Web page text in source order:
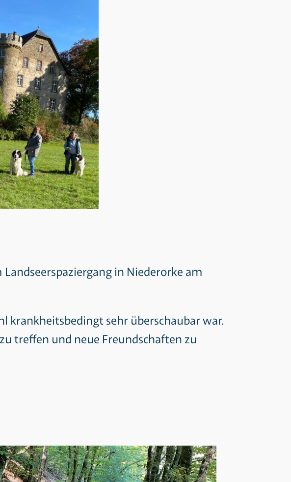
in Niederorke am
krankheitsbedingt sehr überschaubar war.
treffen und neue Freundschaften zu